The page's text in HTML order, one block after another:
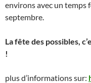
environs avec un temps
septembre.
La fête des possibles,
!
plus d’informations sur: